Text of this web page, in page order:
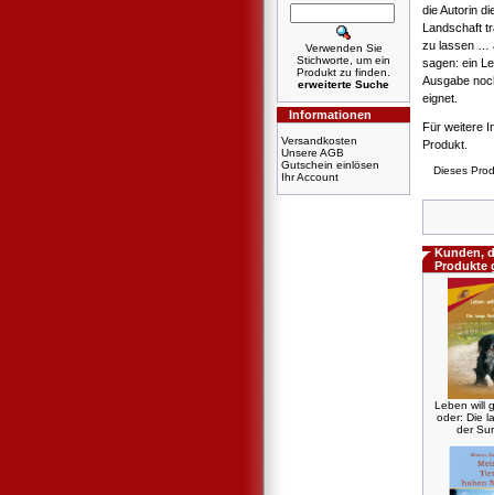
Verwenden Sie
Stichworte, um ein
Produkt zu finden.
erweiterte Suche
Informationen
Versandkosten
Unsere AGB
Gutschein einlösen
Ihr Account
die Autorin
Landschaft
zu lassen …
sagen: ein
Ausgabe
eignet.
Für weitere
Produkt.
Dieses
Kunden,
Produkte
Leben will
oder: Die
der